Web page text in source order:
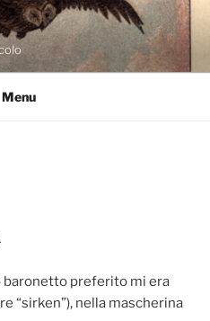
Menu
preferito mi era
“sirken”), nella mascherina